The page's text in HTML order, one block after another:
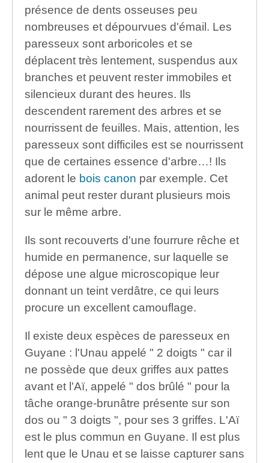
présence de dents osseuses peu
nombreuses et dépourvues d'émail. Les
paresseux sont arboricoles et se
déplacent très lentement, suspendus aux
branches et peuvent rester immobiles et
silencieux durant des heures. Ils
descendent rarement des arbres et se
nourrissent de feuilles. Mais, attention, les
paresseux sont difficiles est se nourrissent
que de certaines essence d'arbre…! Ils
adorent le bois canon par exemple. Cet
animal peut rester durant plusieurs mois
sur le même arbre.
Ils sont recouverts d'une fourrure rêche et
humide en permanence, sur laquelle se
dépose une algue microscopique leur
donnant un teint verdâtre, ce qui leurs
procure un excellent camouflage.
Il existe deux espèces de paresseux en
Guyane : l'Unau appelé " 2 doigts " car il
ne possède que deux griffes aux pattes
avant et l'Aï, appelé " dos brûlé " pour la
tâche orange-brunâtre présente sur son
dos ou " 3 doigts ", pour ses 3 griffes. L'Aï
est le plus commun en Guyane. Il est plus
lent que le Unau et se laisse capturer sans